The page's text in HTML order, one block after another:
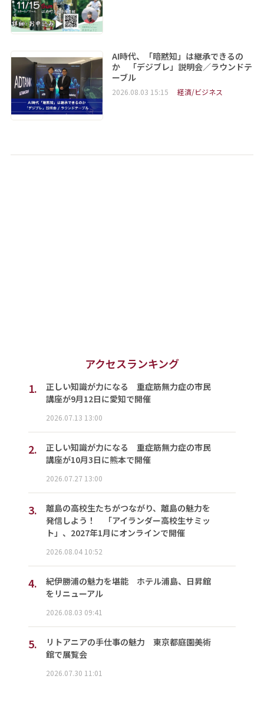
AI時代、「暗黙知」は継承できるの
か 「デジブレ」説明会／ラウンドテ
ーブル
2026.08.03 15:15 経済/ビジネス
アクセスランキング
1.
正しい知識が力になる 重症筋無力症の市民
講座が9月12日に愛知で開催
2026.07.13 13:00
2.
正しい知識が力になる 重症筋無力症の市民
講座が10月3日に熊本で開催
2026.07.27 13:00
3.
離島の高校生たちがつながり、離島の魅力を
発信しよう！ 「アイランダー高校生サミッ
ト」、2027年1月にオンラインで開催
2026.08.04 10:52
4.
紀伊勝浦の魅力を堪能 ホテル浦島、日昇館
をリニューアル
2026.08.03 09:41
5.
リトアニアの手仕事の魅力 東京都庭園美術
館で展覧会
2026.07.30 11:01